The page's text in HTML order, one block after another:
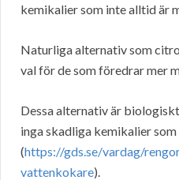
kemikalier som inte alltid är
Naturliga alternativ som
val för de som föredrar mer
Dessa alternativ är
inga skadliga kemikalier
(https://gds.se/vardag/
vattenkokare).